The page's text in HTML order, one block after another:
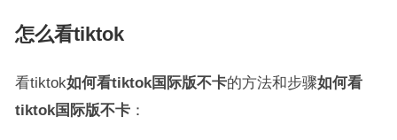
怎么看tiktok
看tiktok如何看tiktok国际版不卡的方法和步骤如何看
tiktok国际版不卡：